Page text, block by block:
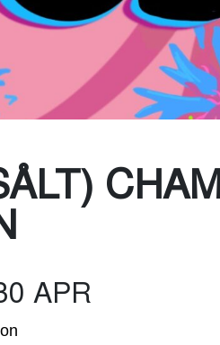
APR